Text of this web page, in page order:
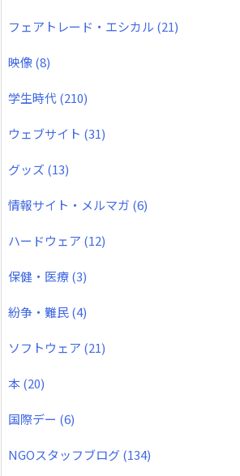
フェアトレード・エシカル (21)
映像(8)
学生時代(210)
ウェブサイト (31)
グッズ (13)
情報サイト・メルマガ (6)
ハードウェア (12)
保健・医療(3)
紛争・難民(4)
ソフトウェア (21)
本(20)
国際デー (6)
NGOスタッフブログ(134)